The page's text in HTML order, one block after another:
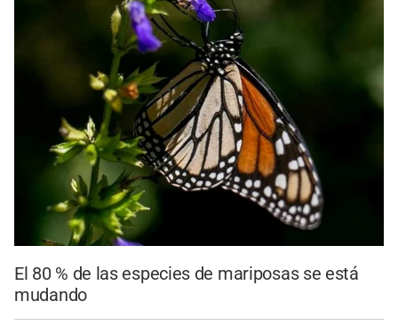
El 80 % de las especies de mariposas se está
mudando